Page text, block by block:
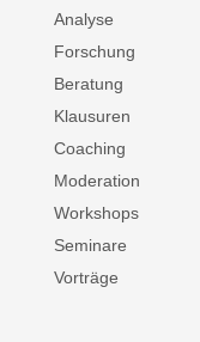
Analyse
Forschung
Beratung
Klausuren
Coaching
Moderation
Workshops
Seminare
Vorträge